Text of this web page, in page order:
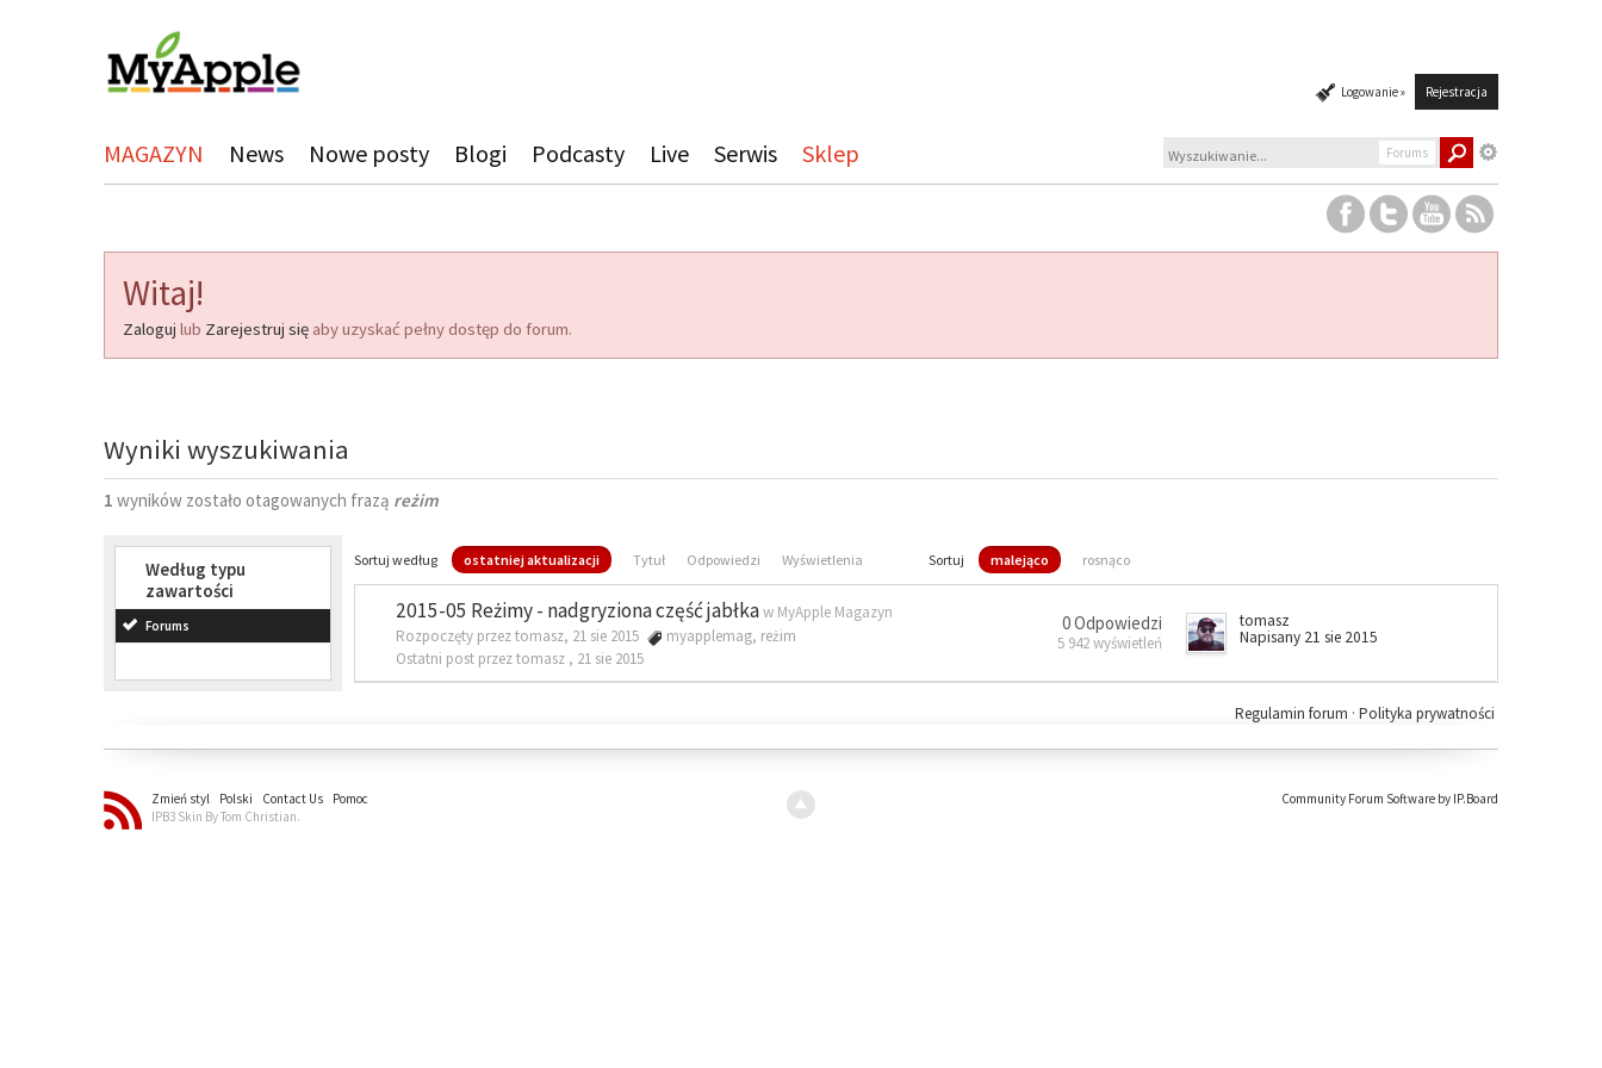
Logowanie » Rejestracja
MAGAZYN News Nowe posty Blogi Podcasty Live Serwis Sklep Forums
Witaj!
Zaloguj lub Zarejestruj się aby uzyskać pełny dostęp do forum.
Wyniki wyszukiwania
1 wyników zostało otagowanych frazą reżim
Według typu
zawartości
Forums
Sortuj według ostatniej aktualizacji Tytuł Odpowiedzi Wyświetlenia Sortuj malejąco rosnąco
2015-05 Reżimy - nadgryziona część jabłkaw MyApple Magazyn
Rozpoczęty przez tomasz, 21 sie 2015
myapplemag, reżim
Ostatni post przez tomasz , 21 sie 2015
0 Odpowiedzi
5 942 wyświetleń
tomasz
Napisany 21 sie 2015
Polityka prywatności
Regulamin forum ·
Zmień styl Polski Contact Us
Pomoc
IPB3 Skin By Tom Christian.
Community Forum Software by IP.Board